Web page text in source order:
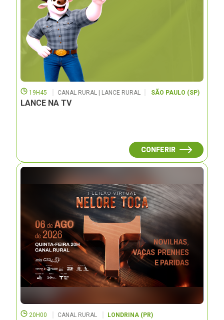
19H45 CANAL RURAL | LANCE RURAL SÃO PAULO (SP)
LANCE NA TV
CONFERIR
20H00 CANAL RURAL LONDRINA (PR)